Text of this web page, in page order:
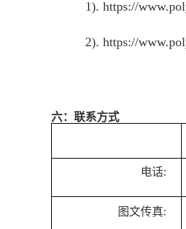
1). https://
2). https://
六：联系方式
电话:
图文传真: